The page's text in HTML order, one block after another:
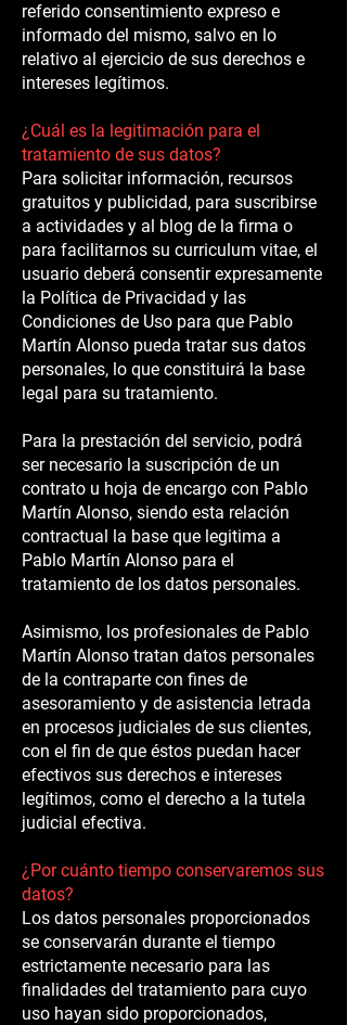
referido consentimiento expreso e
informado del mismo, salvo en lo
relativo al ejercicio de sus derechos e
intereses legítimos.
¿Cuál es la legitimación para el
tratamiento de sus datos?
Para solicitar información, recursos
gratuitos y publicidad, para suscribirse
a actividades y al blog de la firma o
para facilitarnos su curriculum vitae, el
usuario deberá consentir expresamente
la Política de Privacidad y las
Condiciones de Uso para que Pablo
Martín Alonso pueda tratar sus datos
personales, lo que constituirá la base
legal para su tratamiento.
Para la prestación del servicio, podrá
ser necesario la suscripción de un
contrato u hoja de encargo con Pablo
Martín Alonso, siendo esta relación
contractual la base que legitima a
Pablo Martín Alonso para el
tratamiento de los datos personales.
Asimismo, los profesionales de Pablo
Martín Alonso tratan datos personales
de la contraparte con fines de
asesoramiento y de asistencia letrada
en procesos judiciales de sus clientes,
con el fin de que éstos puedan hacer
efectivos sus derechos e intereses
legítimos, como el derecho a la tutela
judicial efectiva.
¿Por cuánto tiempo conservaremos sus
datos?
Los datos personales proporcionados
se conservarán durante el tiempo
estrictamente necesario para las
finalidades del tratamiento para cuyo
uso hayan sido proporcionados,